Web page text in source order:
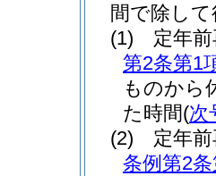
間で除し
(1)
定年
第2条第1
ものから
た時間(次
(2)
定年
条例第2